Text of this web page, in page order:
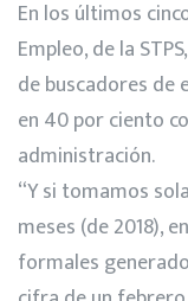
En los últimos
Empleo, de la
de buscadores de
en 40 por ciento
administración.
“Y si tomamos
meses (de 2018),
formales